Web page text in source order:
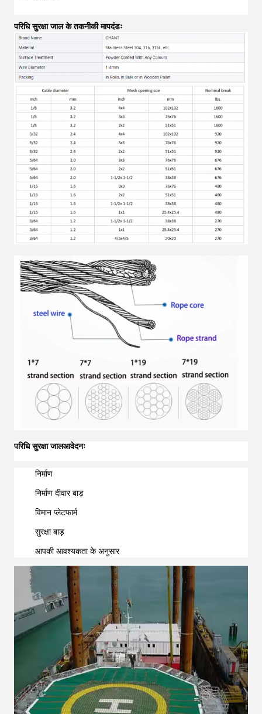
परिधि सुरक्षा जाल के तकनीकी मापदंडः
परिधि सुरक्षा जालआवेदनः
निर्माण
निर्माण दीवार बाड़
विमान प्लेटफार्म
सुरक्षा बाड़
आपकी आवश्यकता के अनुसार